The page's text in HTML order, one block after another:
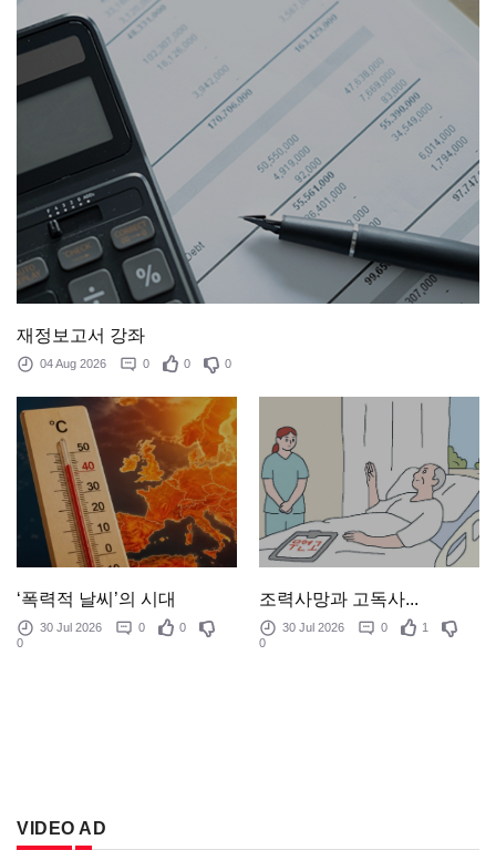
재정보고서 강좌
04 Aug 2026 0 0 0
‘폭력적 날씨’의 시대
30 Jul 2026 0
0
0
조력사망과 고독사...
30 Jul 2026 0
1
0
VIDEO AD